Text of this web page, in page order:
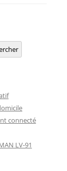
connecté
LV-91